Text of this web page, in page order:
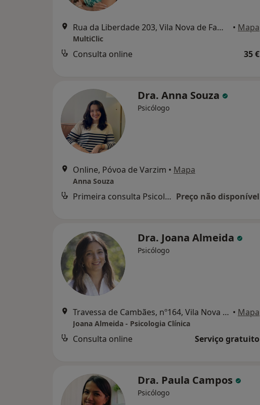
Rua da Liberdade 203, Vila Nova de Famalicão • Mapa
MultiClic
Consulta online 35 €
Dra. Anna Souza
Psicólogo
Online, Póvoa de Varzim • Mapa
Anna Souza
Primeira consulta Psicologia Preço não disponível
Dra. Joana Almeida
Psicólogo
Travessa de Cambães, nº164, Vila Nova de Famalicão • Mapa
Joana Almeida - Psicologia Clínica
Consulta online Serviço gratuito
Dra. Paula Campos
Psicólogo